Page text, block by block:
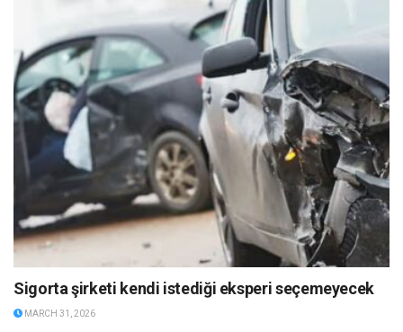
Sigorta şirketi kendi istediği eksperi seçemeyecek
MARCH 31, 2026